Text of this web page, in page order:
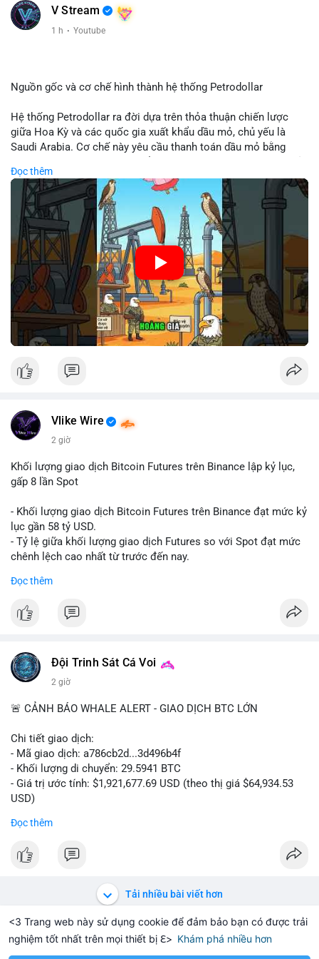
<3 Trang web này sử dụng cookie để đảm bảo bạn có được trải
nghiệm tốt nhất trên mọi thiết bị ℇ> Khám phá nhiều hơn
+1.74% Solana SOL $73.82 +1.23%
Xem chi tiết các bài viết đầy đủ tại dòng thời gian của Vlike.vn!
V Stream
1 h · Youtube
Nguồn gốc và cơ chế hình thành hệ thống Petrodollar
Hệ thống Petrodollar ra đời dựa trên thỏa thuận chiến lược
giữa Hoa Kỳ và các quốc gia xuất khẩu dầu mỏ, chủ yếu là
Saudi Arabia. Cơ chế này yêu cầu thanh toán dầu mỏ bằng
đồng tiền này trong thương mại quốc tế. Sự thống trị của
Petrodollar đóng vai trò then chốt trong việc củng cố sức
mạnh tài chính Mỹ và ảnh hưởng trực tiếp đến dòng vốn toàn
cầu.
🎥 Xem video trực tiếp tại:
Nguồn: Cú Thông Thái
Đọc thêm
Vlike Wire
2 giờ
Khối lượng giao dịch Bitcoin Futures trên Binance lập kỷ lục,
gấp 8 lần Spot
- Khối lượng giao dịch Bitcoin Futures trên Binance đạt mức kỷ
lục gần 58 tỷ USD.
- Tỷ lệ giữa khối lượng giao dịch Futures so với Spot đạt mức
chênh lệch cao nhất từ trước đến nay.
dịch Spot.
#binance #btc
#vlikevn #titanbot
📰 Nguồn: Cointelegraph
Đọc thêm
Đội Trinh Sát Cá Voi
2 giờ
🚨 CẢNH BÁO WHALE ALERT - GIAO DỊCH BTC LỚN
Chi tiết giao dịch:
- Mã giao dịch: a786cb2d...3d496b4f
- Khối lượng di chuyển: 29.5941 BTC
- Giá trị ước tính: $1,921,677.69 USD (theo thị giá $64,934.53
USD)
USD được thực hiện trong một khối chưa xác nhận cho thấy
năng cao cá voi đang tái phân bổ tài sản sang ví lạnh để tích
trữ dài hạn, hoặc chuẩn bị thanh khoản cho các chiến lược
OTC. Việc chuyển thẳng ra khỏi sàn giao dịch làm giảm áp lực
bán trực tiếp trên thị trường, tạo tâm lý tích cực cho nhà đầu
tư khi nguồn cung lưu hành được siết chặt. Tuy nhiên, nếu
Đọc thêm
Tải nhiều bài viết hơn